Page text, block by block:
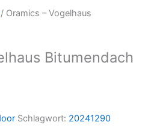
/ Oramics – Vogelhaus
Bitumendach
Schlagwort: 20241290